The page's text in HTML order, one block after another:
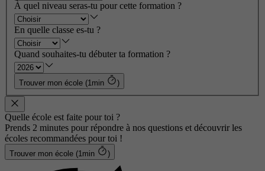
À quel niveau seras-tu pour cette formation ?
En quelle classe es-tu ?
Quand souhaites-tu débuter ta formation ?
Trouver mon école (1min )
Quelle école est faite pour toi ?
Prends 2 minutes pour répondre à nos questions et découvrir les
écoles recommandées pour toi !
Trouver mon école (1min )